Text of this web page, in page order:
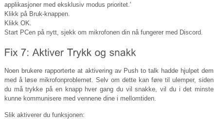
applikasjoner med eksklusiv modus prioritet.'
Klikk på Bruk-knappen.
Klikk OK.
Start PCen på nytt, sjekk om mikrofonen din nå fungerer med Discord.
Noen brukere rapporterte at aktivering av Push to talk hadde hjulpet dem
med å løse mikrofonproblemet. Selv om dette kan føre til ulemper, siden
du må trykke på en knapp hver gang du vil snakke, vil du i det minste
kunne kommunisere med vennene dine i mellomtiden.
Slik aktiverer du funksjonen: